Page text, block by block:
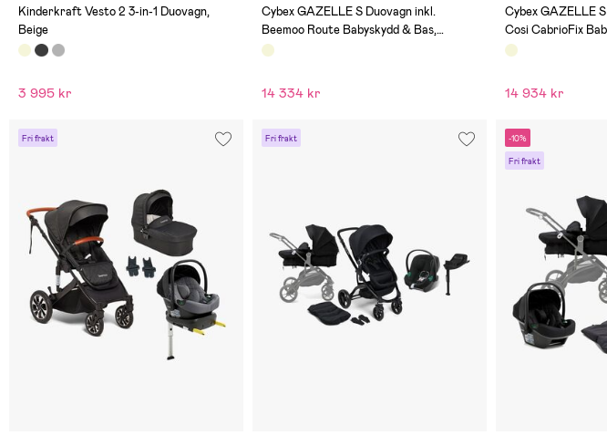
(0)
Kinderkraft Vesto 2 3-in-1 Duovagn,
Beige
3 995 kr
(0)
Cybex GAZELLE S Duovagn inkl.
Beemoo Route Babyskydd & Bas,
Seashell Beige/Mineral Grey
14 334 kr
(0)
Cybex GAZELLE
Cosi CabrioFix
Almond Beige/
14 934 kr
Fri frakt Fri frakt -10%
Fri frakt